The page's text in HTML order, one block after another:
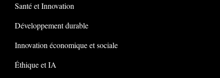
Santé et Innovation
Développement durable
Innovation économique et sociale
Éthique et IA